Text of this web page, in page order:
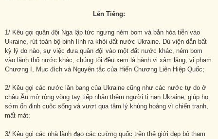
Lên Tiếng:
1/ Kêu gọi quân đội Nga lập tức ngưng ném bom và bắn hỏa tiễn vào
Ukraine, rút toàn bộ binh lính ra khỏi đất nước Ukraine. Dù viện dẫn bất
kỳ lý do nào, sự việc đưa quân đội vào một đất nước khác, ném bom
vào lãnh thổ nước khác, chúng tôi đều xem là hành vi xâm lăng, vi phạm
Chương I, Mục đích và Nguyên tắc của Hiến Chương Liên Hiệp Quốc;
2/ Kêu gọi các nước lân bang của Ukraine cũng như các nước tự do ở
châu Âu mở rộng vòng tay tiếp nhận thêm người tị nạn Ukraine, giúp họ
sớm ổn định cuộc sống và vượt qua tâm lý khủng hoảng vì chiến tranh,
mất mát;
3/ Kêu gọi các nhà lãnh đạo các cường quốc trên thế giới dẹp bỏ tham